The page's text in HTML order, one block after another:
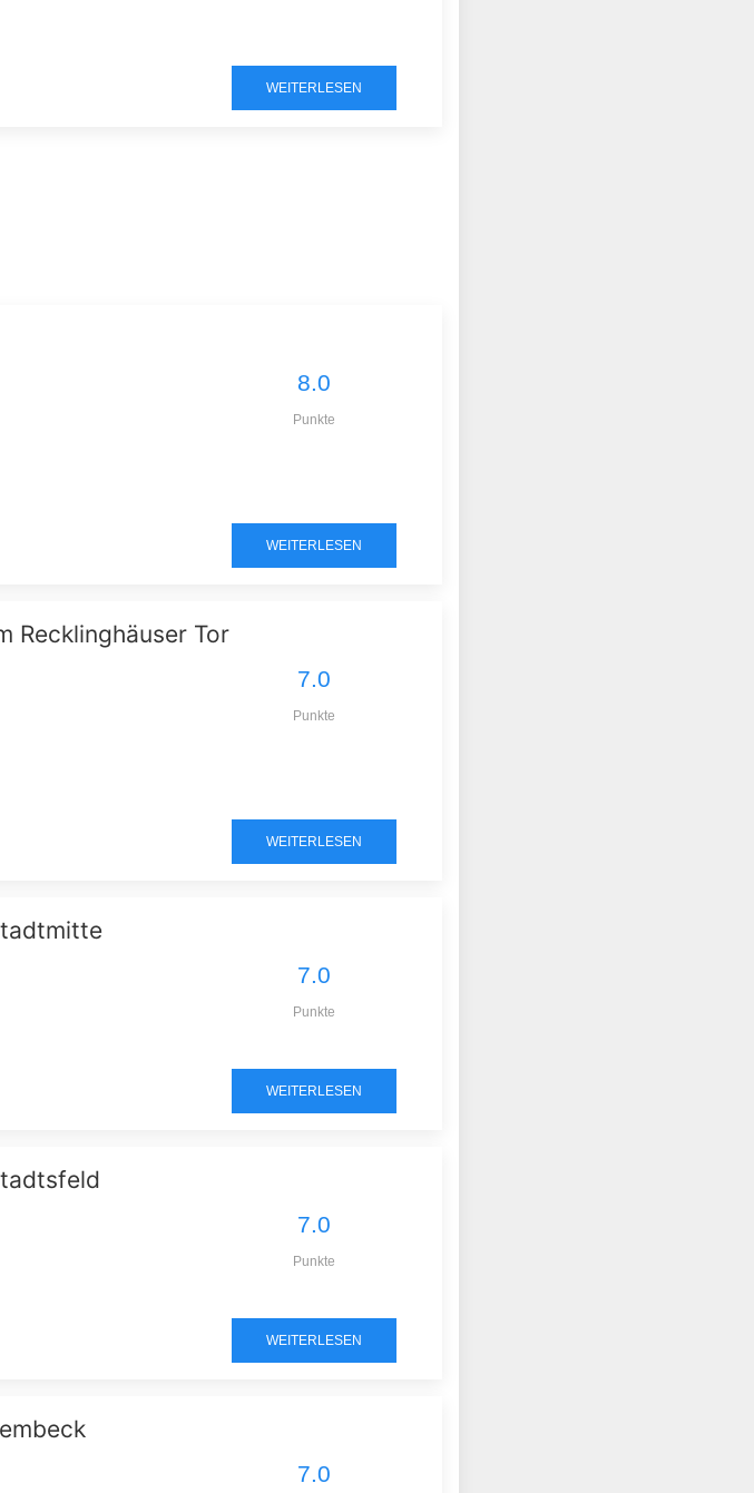
WEITERLESEN
8.0
Punkte
WEITERLESEN
Recklinghäuser Tor
7.0
Punkte
WEITERLESEN
7.0
Punkte
WEITERLESEN
7.0
Punkte
WEITERLESEN
7.0